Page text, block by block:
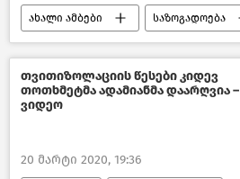
ახალი ამბები საზოგადოება
ტრანსპორტი საქართველოში
საქართველო
თვითიზოლაციის წესები კიდევ
თოთხმეტმა ადამიანმა დაარღვია –
ვიდეო
20 მარტი 2020, 19:36